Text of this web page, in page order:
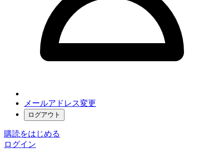
メールアドレス変更
ログアウト
購読をはじめる
ログイン